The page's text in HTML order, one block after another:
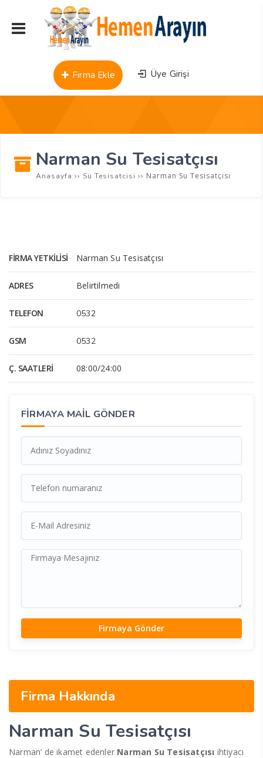
Üye Girişi
Firma Ekle
Narman Su Tesisatçısı
Anasayfa ›› Su Tesisatcisi ›› Narman Su Tesisatçısı
FIRMA YETKILISI Narman Su Tesisatçısı
ADRES Belirtilmedi
TELEFON 0532
GSM 0532
Ç. SAATLERI 08:00/24:00
FİRMAYA MAİL GÖNDER
Firma Hakkında
Narman Su Tesisatçısı
Narman’ de ikamet edenler Narman Su Tesisatçısı ihtiyacı